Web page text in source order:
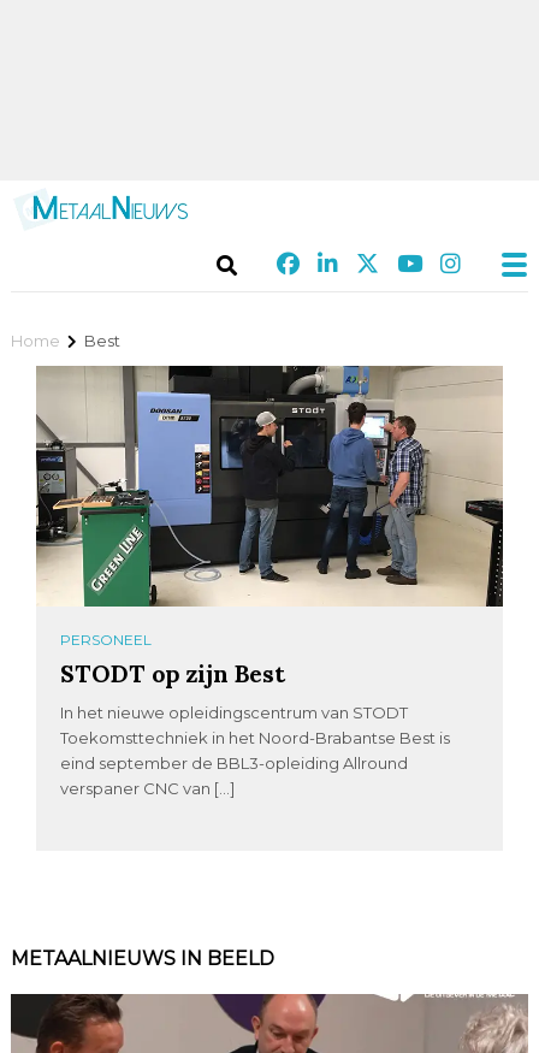
Home Best
PERSONEEL
STODT op zijn Best
In het nieuwe opleidingscentrum van STODT
Toekomsttechniek in het Noord-Brabantse Best is
eind september de BBL3-opleiding Allround
verspaner CNC van […]
METAALNIEUWS IN BEELD